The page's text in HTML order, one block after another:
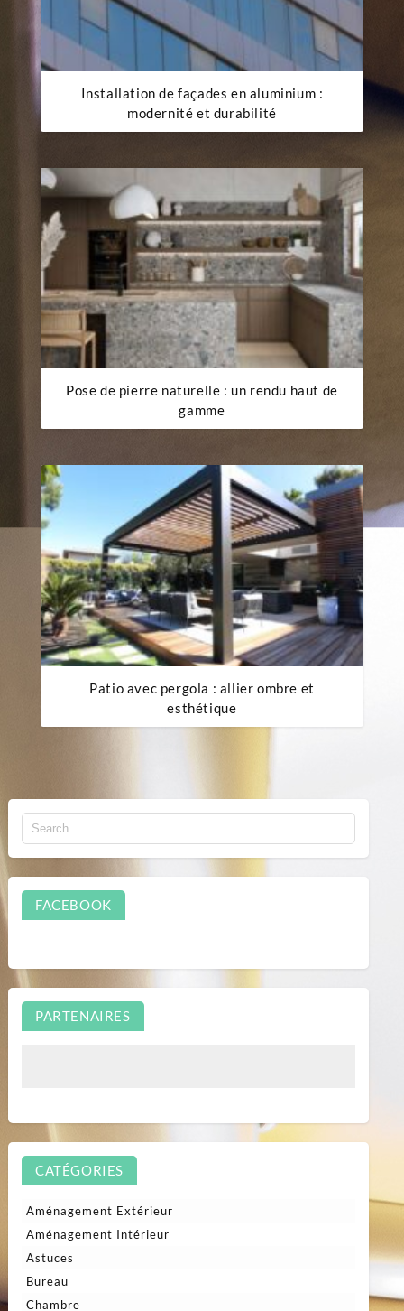
Installation de façades en aluminium :
modernité et durabilité
Pose de pierre naturelle : un rendu haut de
gamme
Patio avec pergola : allier ombre et
esthétique
FACEBOOK
PARTENAIRES
CATÉGORIES
Aménagement Extérieur
Aménagement Intérieur
Astuces
Bureau
Chambre